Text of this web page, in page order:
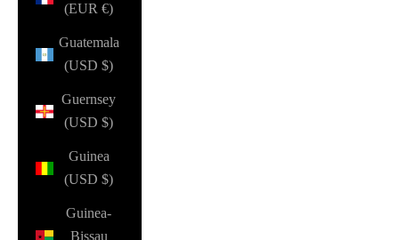
(EUR €)
Guatemala
(USD $)
Guernsey
(USD $)
Guinea
(USD $)
Guinea-
Bissau